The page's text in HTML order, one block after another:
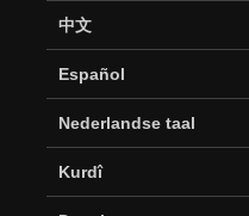
中文
Español
Nederlandse taal
Kurdî